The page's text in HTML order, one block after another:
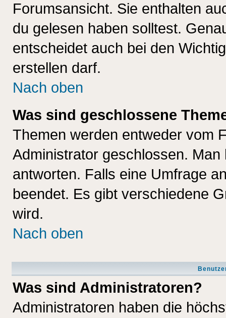
Forumsansicht. Sie enthalten
du gelesen haben solltest.
entscheidet auch bei den
erstellen darf.
Nach oben
Was sind geschlossene
Themen werden entweder vom
Administrator geschlossen.
antworten. Falls eine Umfrage
beendet. Es gibt verschiedene
wird.
Nach oben
Was sind Administratoren?
Administratoren haben die